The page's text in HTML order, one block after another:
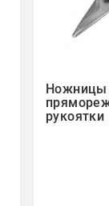
Ножницы
рукоятки